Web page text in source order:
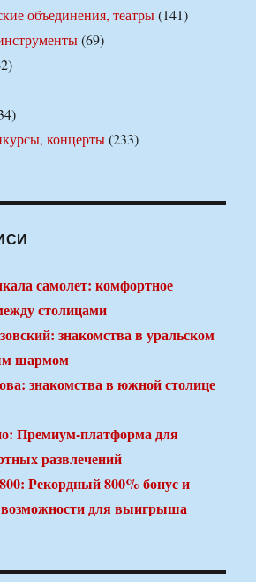
объединения, театры(141)
(69)
концерты(233)
самолет: комфортное
столицами
знакомства в уральском
шармом
знакомства в южной столице
Премиум-платформа для
развлечений
Рекордный 800% бонус и
возможности для выигрыша